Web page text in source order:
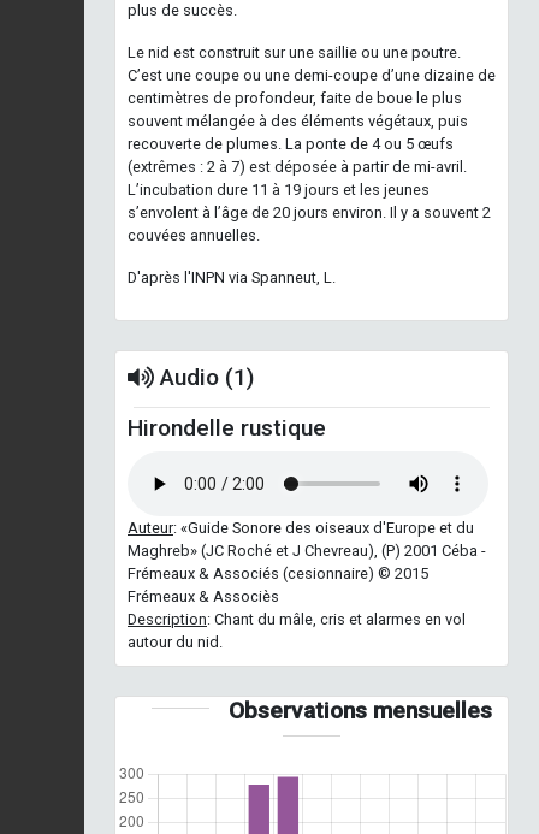
plus de succès.
Le nid est construit sur une saillie ou une poutre.
C’est une coupe ou une demi-coupe d’une dizaine de
centimètres de profondeur, faite de boue le plus
souvent mélangée à des éléments végétaux, puis
recouverte de plumes. La ponte de 4 ou 5 œufs
(extrêmes : 2 à 7) est déposée à partir de mi-avril.
L’incubation dure 11 à 19 jours et les jeunes
s’envolent à l’âge de 20 jours environ. Il y a souvent 2
couvées annuelles.
D'après l'INPN via Spanneut, L.
Audio (1)
Hirondelle rustique
Auteur: «Guide Sonore des oiseaux d'Europe et du
Maghreb» (JC Roché et J Chevreau), (P) 2001 Céba -
Frémeaux & Associés (cesionnaire) © 2015
Frémeaux & Associès
Description: Chant du mâle, cris et alarmes en vol
autour du nid.
Observations mensuelles